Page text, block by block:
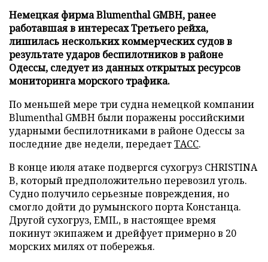
Немецкая фирма Blumenthal GMBH, ранее
работавшая в интересах Третьего рейха,
лишилась нескольких коммерческих судов в
результате ударов беспилотников в районе
Одессы, следует из данных открытых ресурсов
мониторинга морского трафика.
По меньшей мере три судна немецкой компании
Blumenthal GMBH были поражены российскими
ударными беспилотниками в районе Одессы за
последние две недели, передаетТАСС.
В конце июля атаке подвергся сухогруз CHRISTINA
B, который предположительно перевозил уголь.
Судно получило серьезные повреждения, но
смогло дойти до румынского порта Констанца.
Другой сухогруз, EMIL, в настоящее время
покинут экипажем и дрейфует примерно в 20
морских милях от побережья.